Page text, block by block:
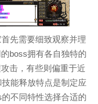
先需要细致观察并理
boss拥有各自独特的
击，有些则偏重于近
能释放特点是制定应
不同特性选择合适的